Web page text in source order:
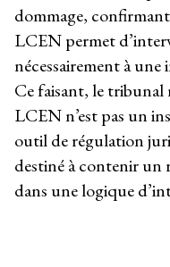
dommage,
LCEN permet
nécessairement à
Ce faisant, le tribunal
LCEN n’est pas un
outil de régulation
destiné à contenir un
dans une logique